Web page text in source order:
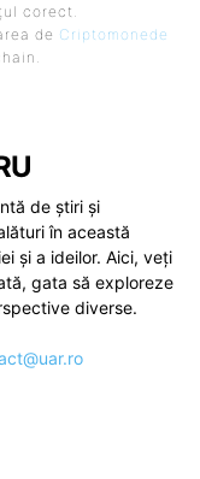
corect.
de Criptomonede
de știri și
în această
și a ideilor. Aici, veți
gata să exploreze
diverse.